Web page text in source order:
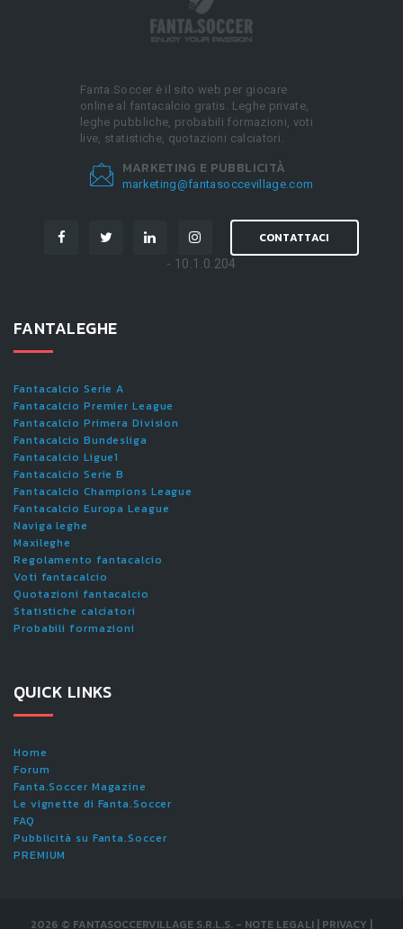
Fanta.Soccer è il sito web per giocare
online al fantacalcio gratis. Leghe private,
leghe pubbliche, probabili formazioni, voti
live, statistiche, quotazioni calciatori.
MARKETING E PUBBLICITÀ
marketing@fantasoccevillage.com
CONTATTACI
- 10.1.0.204
FANTALEGHE
Fantacalcio Serie A
Fantacalcio Premier League
Fantacalcio Primera Division
Fantacalcio Bundesliga
Fantacalcio Ligue1
Fantacalcio Serie B
Fantacalcio Champions League
Fantacalcio Europa League
Naviga leghe
Maxileghe
Regolamento fantacalcio
Voti fantacalcio
Quotazioni fantacalcio
Statistiche calciatori
Probabili formazioni
QUICK LINKS
Home
Forum
Fanta.Soccer Magazine
Le vignette di Fanta.Soccer
FAQ
Pubblicità su Fanta.Soccer
PREMIUM
2026 © FANTASOCCERVILLAGE S.R.L.S. - NOTE LEGALI | PRIVACY |